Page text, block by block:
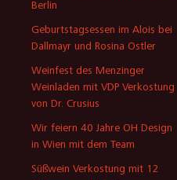
Berlin
Geburtstagsessen im Alois bei
Dallmayr und Rosina Ostler
Weinfest des Menzinger
Weinladen mit VDP Verkostung
von Dr. Crusius
Wir feiern 40 Jahre OH Design
in Wien mit dem Team
Süßwein Verkostung mit 12